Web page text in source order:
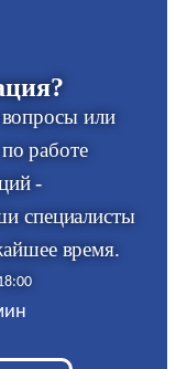
вопросы или
работе
-
специалисты
время.